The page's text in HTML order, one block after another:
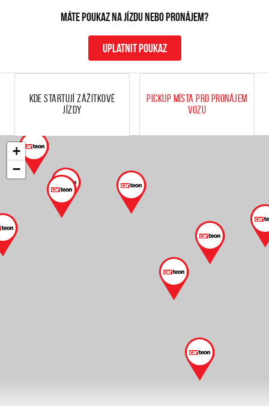
Máte poukaz na jízdu nebo pronájem?
uplatnit poukaz
Kde startují zážitkové
jízdy
Pickup místa pro pronájem
vozu
+
−